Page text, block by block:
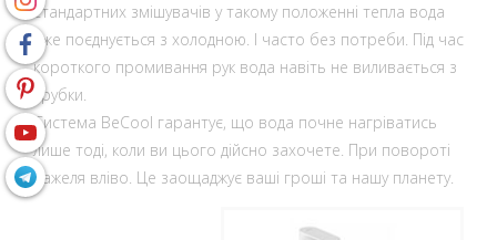
стандартних змішувачів у такому положенні тепла вода
вже поєднується з холодною. І часто без потреби. Під час
короткого промивання рук вода навіть не виливається з
трубки.
Система BeCool гарантує, що вода почне нагріватись
лише тоді, коли ви цього дійсно захочете. При повороті
важеля вліво. Це заощаджує ваші гроші та нашу планету.